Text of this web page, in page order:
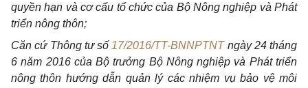
quyền hạn và cơ cấu tổ chức của Bộ Nông nghiệp và Phát
triển nông thôn;
Căn cứ Thông tư số 17/2016/TT-BNNPTNTngày 24 tháng
6 năm 2016 của Bộ trưởng Bộ Nông nghiệp và Phát triển
nông thôn hướng dẫn quản lý các nhiệm vụ bảo vệ môi